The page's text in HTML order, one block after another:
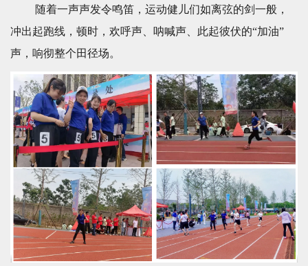
随着一声声发令鸣笛，运动健儿们如离弦的剑一般，
冲出起跑线，顿时，欢呼声、呐喊声、此起彼伏的“加油”
声，响彻整个田径场。